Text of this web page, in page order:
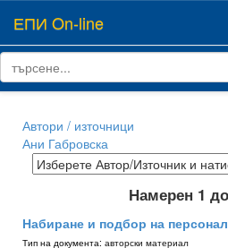
ЕПИ On-line
Автори / източници
Ани Габровска
Намерен 1
Набиране и подбор на персонал
Тип на документа: авторски материал